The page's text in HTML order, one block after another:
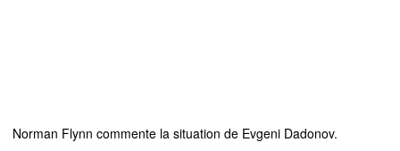
Norman Flynn commente la situation de Evgeni Dadonov.